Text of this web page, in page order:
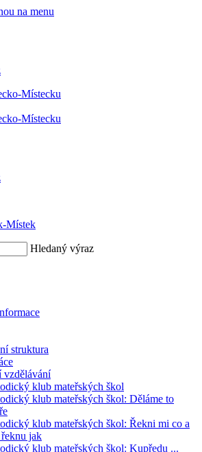
na menu
Místek
Hledaný výraz
struktura
vzdělávání
klub mateřských škol
klub mateřských škol: Děláme to
klub mateřských škol: Řekni mi co a
jak
klub mateřských škol: Kupředu ...